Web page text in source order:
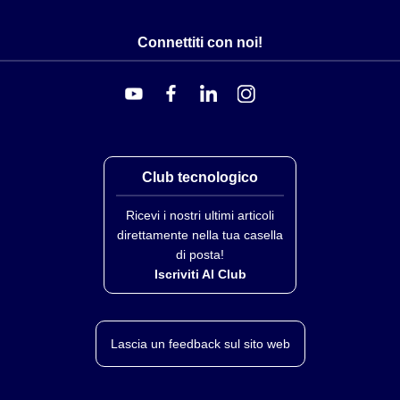
Classificazione Pressione-Temperatura – lb per
Materiale Temperatura — °F
Ottone 5000
Acciaio al Carbonio 5000
A.I.S.I. 304 6200
Connettiti con noi!
Club tecnologico
Ricevi i nostri ultimi articoli
direttamente nella tua casella
di posta!
Iscriviti Al Club
Lascia un feedback sul sito web